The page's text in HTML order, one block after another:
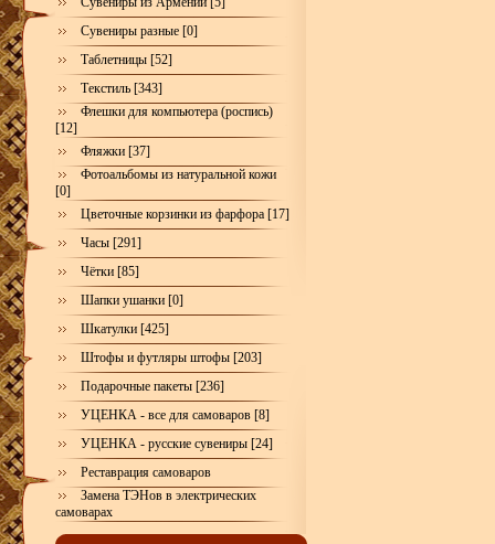
Сувениры разные [0]
Таблетницы [52]
Текстиль [343]
Флешки для компьютера (роспись)
[12]
Фляжки [37]
Фотоальбомы из натуральной кожи
[0]
Цветочные корзинки из фарфора [17]
Часы [291]
Чётки [85]
Шапки ушанки [0]
Шкатулки [425]
Штофы и футляры штофы [203]
Подарочные пакеты [236]
УЦЕНКА - все для самоваров [8]
УЦЕНКА - русские сувениры [24]
Реставрация самоваров
Замена ТЭНов в электрических
самоварах